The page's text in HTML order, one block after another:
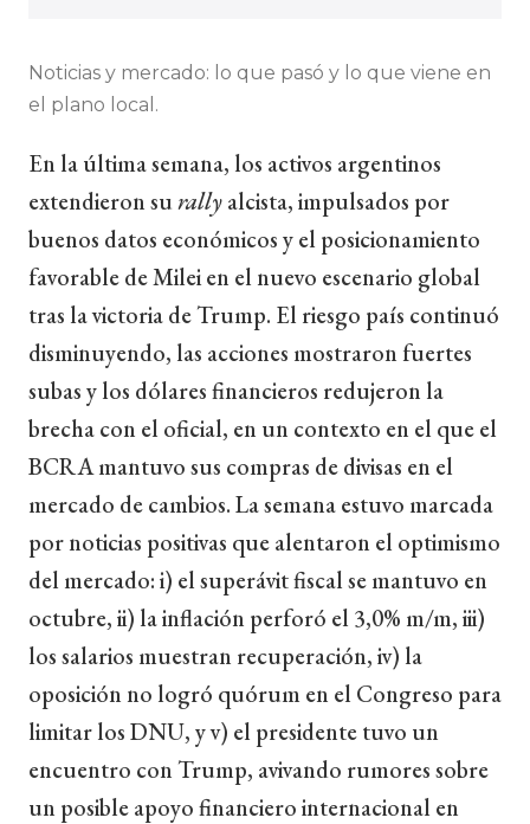
Noticias y mercado: lo que pasó y lo que viene en
el plano local.
En la última semana, los activos argentinos
extendieron surallyalcista, impulsados por
buenos datos económicos y el posicionamiento
favorable de Milei en el nuevo escenario global
tras la victoria de Trump. El riesgo país continuó
disminuyendo, las acciones mostraron fuertes
subas y los dólares financieros redujeron la
brecha con el oficial, en un contexto en el que el
BCRA mantuvo sus compras de divisas en el
mercado de cambios. La semana estuvo marcada
por noticias positivas que alentaron el optimismo
del mercado: i) el superávit fiscal se mantuvo en
octubre, ii) la inflación perforó el 3,0% m/m, iii)
los salarios muestran recuperación, iv) la
oposición no logró quórum en el Congreso para
limitar los DNU, y v) el presidente tuvo un
encuentro con Trump, avivando rumores sobre
un posible apoyo financiero internacional en